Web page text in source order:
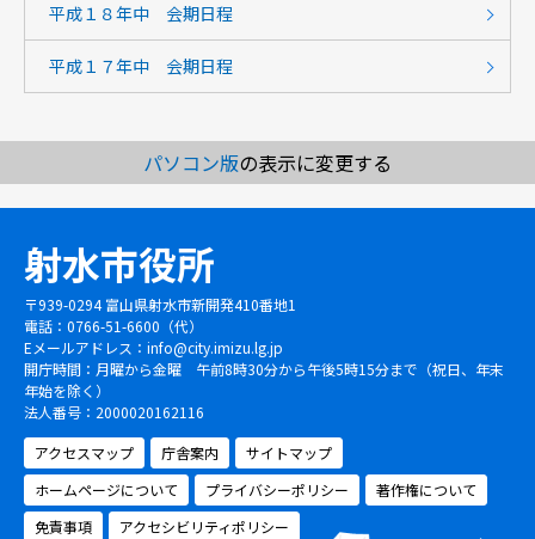
平成１８年中 会期日程
平成１７年中 会期日程
パソコン版の表示に変更する
射水市役所
〒939-0294 富山県射水市新開発410番地1
電話：0766-51-6600（代）
Eメールアドレス： info@city.imizu.lg.jp
開庁時間：月曜から金曜 午前8時30分から午後5時15分まで（祝日、年末
年始を除く）
法人番号：2000020162116
アクセスマップ
庁舎案内
サイトマップ
ホームページについて
プライバシーポリシー
著作権について
免責事項
アクセシビリティポリシー